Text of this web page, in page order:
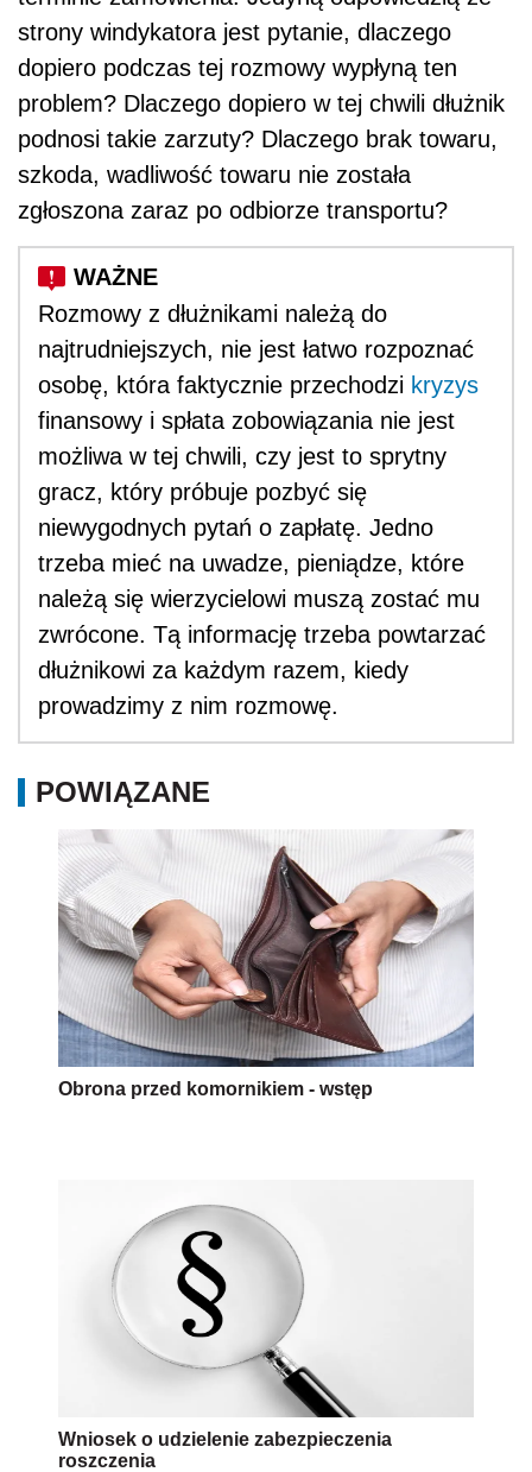
strony windykatora jest pytanie, dlaczego
dopiero podczas tej rozmowy wypłyną ten
problem? Dlaczego dopiero w tej chwili dłużnik
podnosi takie zarzuty? Dlaczego brak towaru,
szkoda, wadliwość towaru nie została
zgłoszona zaraz po odbiorze transportu?
Rozmowy z dłużnikami należą do
najtrudniejszych, nie jest łatwo rozpoznać
osobę, która faktycznie przechodzi kryzys
finansowy i spłata zobowiązania nie jest
możliwa w tej chwili, czy jest to sprytny
gracz, który próbuje pozbyć się
niewygodnych pytań o zapłatę. Jedno
trzeba mieć na uwadze, pieniądze, które
należą się wierzycielowi muszą zostać mu
zwrócone. Tą informację trzeba powtarzać
dłużnikowi za każdym razem, kiedy
prowadzimy z nim rozmowę.
POWIĄZANE
Obrona przed komornikiem - wstęp
Wniosek o udzielenie zabezpieczenia
roszczenia